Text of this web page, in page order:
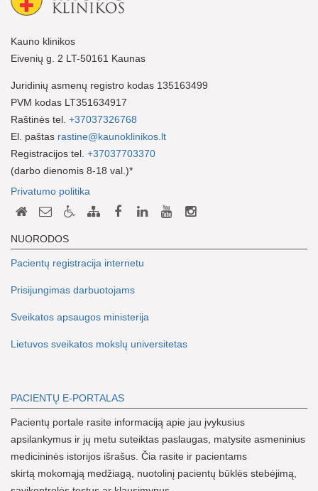
Kauno klinikos
Eivenių g. 2 LT-50161 Kaunas
Juridinių asmenų registro kodas 135163499
PVM kodas LT351634917
Raštinės tel. +37037326768
El. paštas rastine@kaunoklinikos.lt
Registracijos tel. +37037703370
(darbo dienomis 8-18 val.)*
Privatumo politika
NUORODOS
Pacientų registracija internetu
Prisijungimas darbuotojams
Sveikatos apsaugos ministerija
Lietuvos sveikatos mokslų universitetas
PACIENTŲ E-PORTALAS
Pacientų portale rasite informaciją apie jau įvykusius
apsilankymus ir jų metu suteiktas paslaugas, matysite asmeninius
medicininės istorijos išrašus. Čia rasite ir pacientams
skirtą mokomąją medžiagą, nuotolinį pacientų būklės stebėjimą,